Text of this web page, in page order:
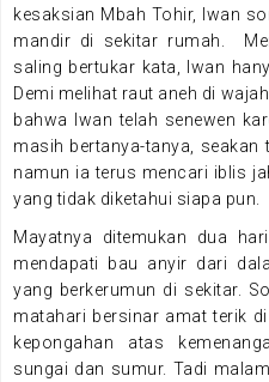
kesaksian Mbah Tohir, Iwan
mandir di sekitar rumah.
saling bertukar kata, Iwan
Demi melihat raut aneh di
bahwa Iwan telah senewen
masih bertanya-tanya, seakan
namun ia terus mencari iblis
yang tidak diketahui siapa pun.
Mayatnya ditemukan dua
mendapati bau anyir dari
yang berkerumun di sekitar.
matahari bersinar amat terik
kepongahan atas
sungai dan sumur. Tadi